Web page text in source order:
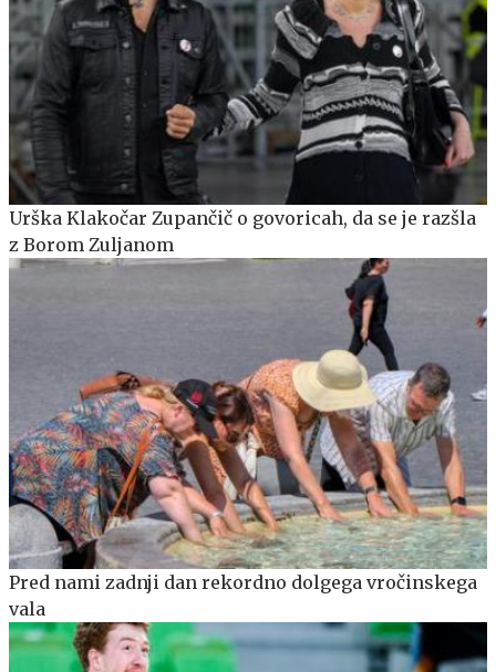
Urška Klakočar Zupančič o govoricah, da se je razšla
z Borom Zuljanom
Pred nami zadnji dan rekordno dolgega vročinskega
vala